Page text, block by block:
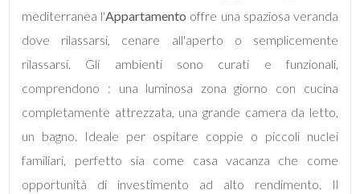
mediterranea l'Appartamento offre una spaziosa veranda
dove rilassarsi, cenare all'aperto o semplicemente
rilassarsi. Gli ambienti sono curati e funzionali,
comprendono : una luminosa zona giorno con cucina
completamente attrezzata, una grande camera da letto,
un bagno. Ideale per ospitare coppie o piccoli nuclei
familiari, perfetto sia come casa vacanza che come
opportunità di investimento ad alto rendimento. Il
Locali